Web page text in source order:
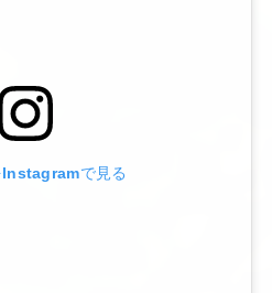
Instagramで見る